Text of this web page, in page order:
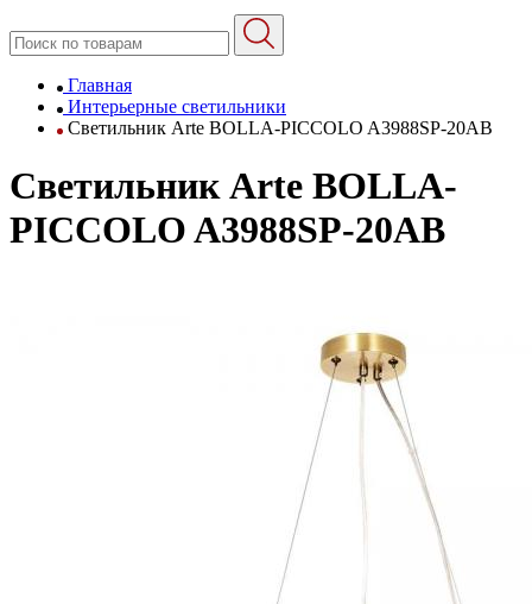
Главная
Интерьерные светильники
Светильник Arte BOLLA-PICCOLO A3988SP-20AB
Светильник Arte BOLLA-
PICCOLO A3988SP-20AB